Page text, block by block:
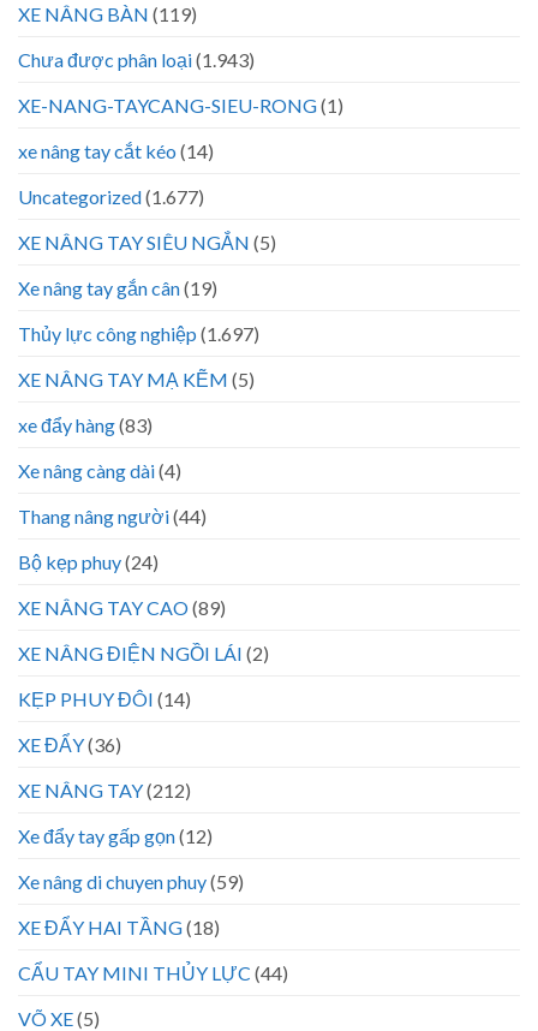
XE NÂNG BÀN (119)
Chưa được phân loại(1.943)
XE-NANG-TAYCANG-SIEU-RONG(1)
xe nâng tay cắt kéo (14)
Uncategorized(1.677)
XE NÂNG TAY SIÊU NGẮN (5)
Xe nâng tay gắn cân(19)
Thủy lực công nghiệp (1.697)
XE NÂNG TAY MẠ KẼM (5)
xe đẩy hàng(83)
Xe nâng càng dài(4)
Thang nâng người(44)
Bộ kẹp phuy(24)
XE NÂNG TAY CAO(89)
XE NÂNG ĐIỆN NGỒI LÁI (2)
KẸP PHUY ĐÔI (14)
XE ĐẨY(36)
XE NÂNG TAY(212)
Xe đẩy tay gấp gọn(12)
Xe nâng di chuyen phuy(59)
XE ĐẨY HAI TẦNG(18)
CẨU TAY MINI THỦY LỰC (44)
VÕ XE(5)